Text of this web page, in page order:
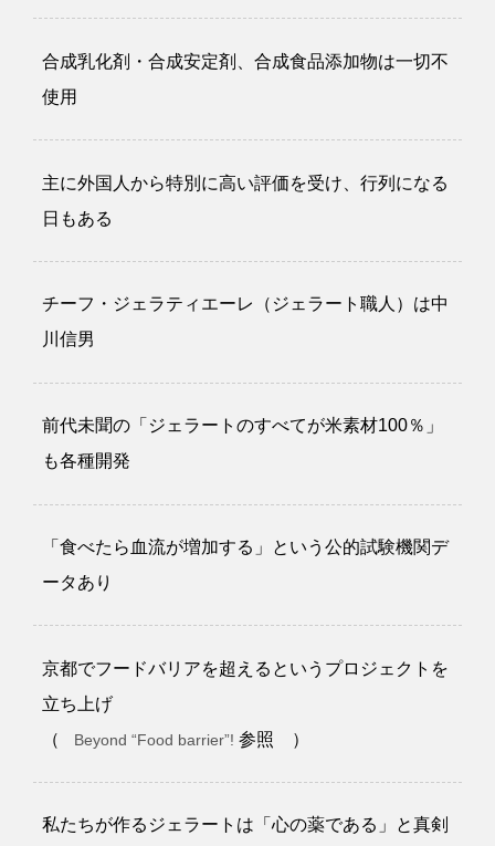
合成乳化剤・合成安定剤、合成食品添加物は一切不
使用
主に外国人から特別に高い評価を受け、行列になる
日もある
チーフ・ジェラティエーレ（ジェラート職人）は中
川信男
前代未聞の「ジェラートのすべてが米素材100％」
も各種開発
「食べたら血流が増加する」という公的試験機関デ
ータあり
京都でフードバリアを超えるというプロジェクトを
立ち上げ
（
Beyond “Food barrier”!参照 ）
私たちが作るジェラートは「心の薬である」と真剣